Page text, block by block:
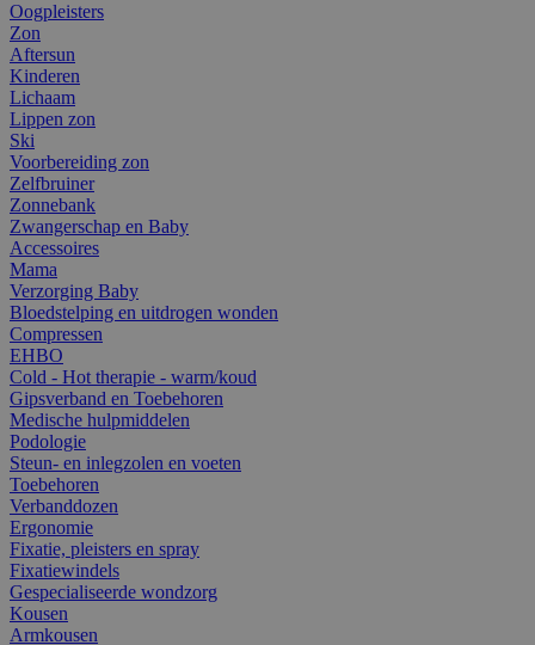
Oogpleisters
Zon
Aftersun
Kinderen
Lichaam
Lippen zon
Ski
Voorbereiding zon
Zelfbruiner
Zonnebank
Zwangerschap en Baby
Accessoires
Mama
Verzorging Baby
Bloedstelping en uitdrogen wonden
Compressen
EHBO
Cold - Hot therapie - warm/koud
Gipsverband en Toebehoren
Medische hulpmiddelen
Podologie
Steun- en inlegzolen en voeten
Toebehoren
Verbanddozen
Ergonomie
Fixatie, pleisters en spray
Fixatiewindels
Gespecialiseerde wondzorg
Kousen
Armkousen